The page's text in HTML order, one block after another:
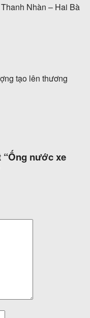
Nhàn – Hai Bà
tạo lên thương
“Ống nước xe